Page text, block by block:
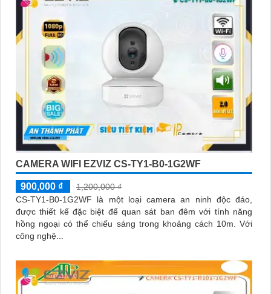
quan sát Wifi Không Dây CS-C6N-R105-1L3WF 3
CAMERA WIFI EZVIZ CS-TY1-B0-1G2WF
900,000 ₫
1,200,000 ₫
CS-TY1-B0-1G2WF là một loại camera an ninh độc đáo,
được thiết kế đặc biệt để quan sát ban đêm với tính năng
hồng ngoại có thể chiếu sáng trong khoảng cách 10m. Với
công nghệ...